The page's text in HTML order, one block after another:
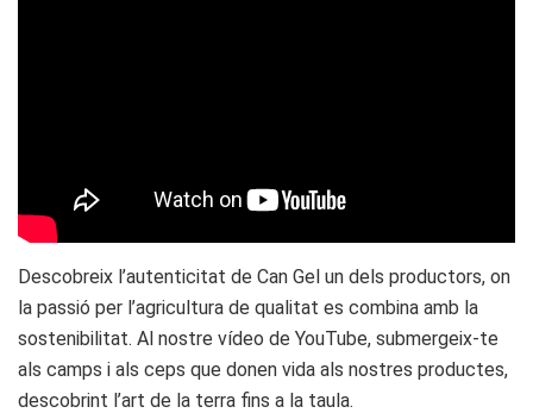
Descobreix l’autenticitat de Can Gel un dels productors, on
la passió per l’agricultura de qualitat es combina amb la
sostenibilitat. Al nostre vídeo de YouTube, submergeix-te
als camps i als ceps que donen vida als nostres productes,
descobrint l’art de la terra fins a la taula.